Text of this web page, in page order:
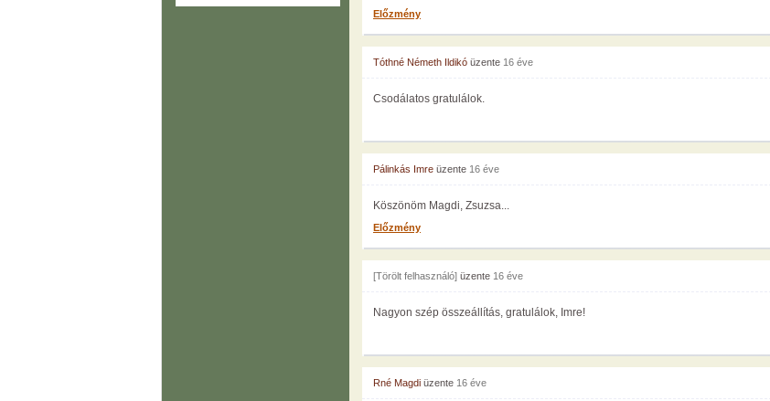
Előzmény
Tóthné Németh Ildikó üzente 16 éve
Csodálatos gratulálok.
Pálinkás Imre üzente 16 éve
Köszönöm Magdi, Zsuzsa...
Előzmény
[Törölt felhasználó] üzente 16 éve
Nagyon szép összeállítás, gratulálok, Imre!
Rné Magdi üzente 16 éve